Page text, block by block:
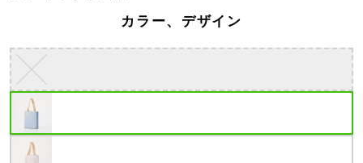
カラー、デザイン